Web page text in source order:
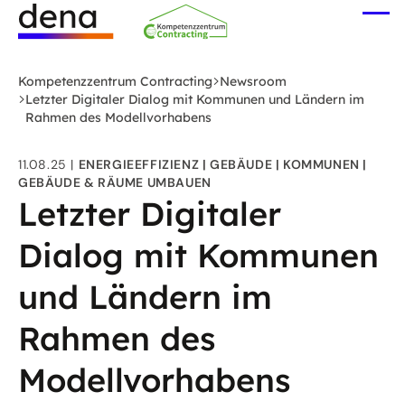
Zum
Hauptinhalt
Deutsche
Energie-
Agentur
-
zur
Startseite
Kompetenzzentrum Contracting Newsroom
Letzter Digitaler Dialog mit Kommunen und Ländern im
Rahmen des Modellvorhabens
11.08.25 ENERGIEEFFIZIENZ GEBÄUDE
KOMMUNEN
GEBÄUDE & RÄUME UMBAUEN
Letzter Digitaler
Dialog mit Kommunen
und Ländern im
Rahmen des
Modellvorhabens